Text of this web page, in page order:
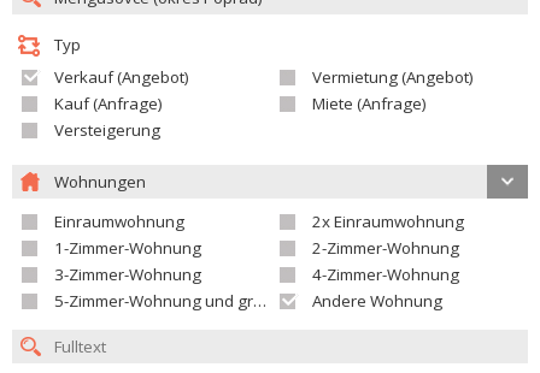
Typ
Verkauf (Angebot)
Vermietung (Angebot)
Kauf (Anfrage)
Miete (Anfrage)
Versteigerung
Wohnungen
Einraumwohnung
2x Einraumwohnung
1-Zimmer-Wohnung
2-Zimmer-Wohnung
3-Zimmer-Wohnung
4-Zimmer-Wohnung
5-Zimmer-Wohnung und größer
Andere Wohnung